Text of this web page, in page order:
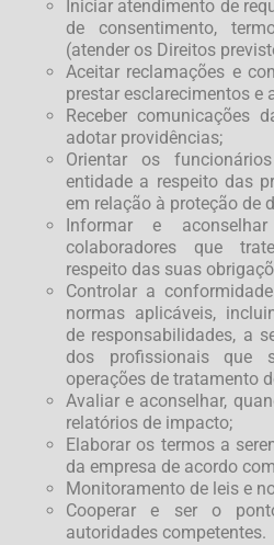
Iniciar atendimento de
de consentimento,
(atender os Direitos
Aceitar reclamações e
prestar esclarecimentos e
Receber comunicações
adotar providências;
Orientar os
entidade a respeito das
em relação à proteção de
Informar e
colaboradores que
respeito das suas
Controlar a
normas aplicáveis,
de responsabilidades, a
dos profissionais que
operações de tratamento
Avaliar e aconselhar,
relatórios de impacto;
Elaborar os termos a
da empresa de acordo
Monitoramento de leis e
Cooperar e ser o
autoridades competentes.